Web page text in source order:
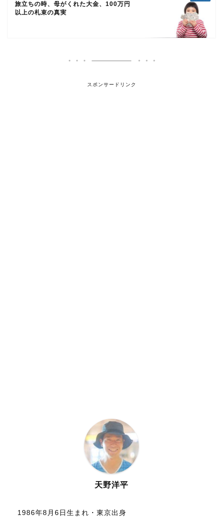
旅立ちの時、母がくれた大金、100万円
以上の札束の真実
スポンサードリンク
天野洋平
1986年8月6日生まれ・東京出身